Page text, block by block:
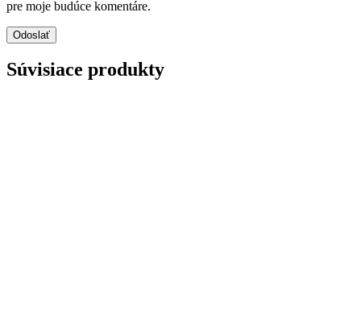
pre moje budúce komentáre.
Súvisiace produkty